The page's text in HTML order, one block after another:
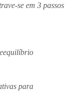
se em 3 passos
para